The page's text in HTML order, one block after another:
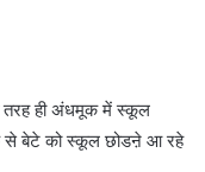
तरह ही अंधमूक में स्कूल
बेटे को स्कूल छोडऩे आ रहे